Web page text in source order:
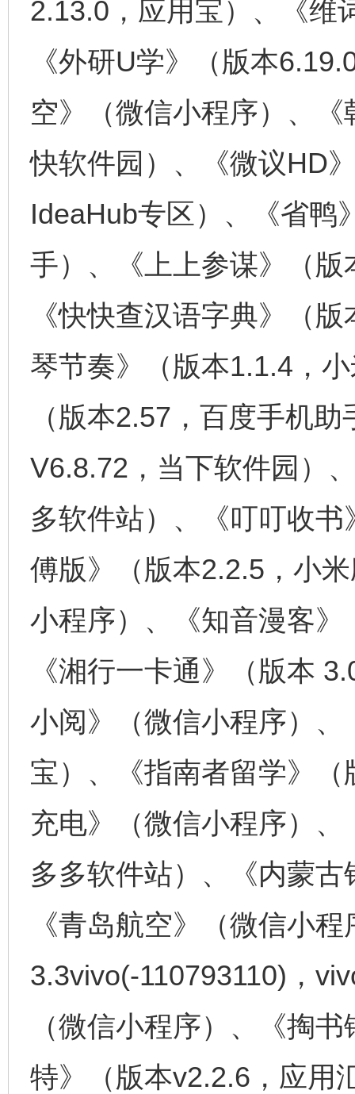
2.13.0，应用宝）、《维
《外研U学》（版本
空》（微信小程序）、
快软件园）、《微议HD
IdeaHub专区）、《省鸭
手）、《上上参谋》（
《快快查汉语字典》（
琴节奏》（版本1.1.4，
（版本2.57，百度手机
V6.8.72，当下软件园）
多软件站）、《叮叮收
傅版》（版本2.2.5，小
小程序）、《知音漫客
《湘行一卡通》（版本
小阅》（微信小程序）
宝）、《指南者留学》
充电》（微信小程序）
多多软件站）、《内蒙
《青岛航空》（微信小
3.3vivo(-110793110)，
（微信小程序）、《掏
特》（版本v2.2.6，应用